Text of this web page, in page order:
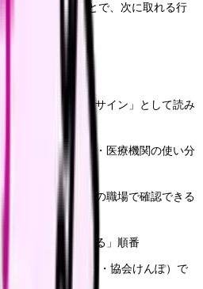
して整理することで、次に取れる行
:
み・燃え尽きを「サイン」として読み
業医・こころの耳・医療機関の使い分
病手当金など、今の職場で確認できる
きたい「体調を守る」順番
・日本看護協会・協会けんぽ）で